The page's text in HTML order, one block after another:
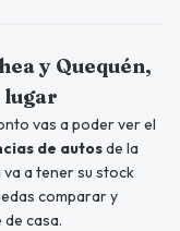
y Quequén,
lugar
vas a poder ver el
de autosde la
a tener su stock
comparar y
casa.